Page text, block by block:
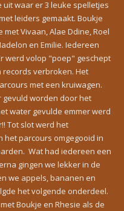
waar er 3 leuke spelletjes
leiders gemaakt. Boukje
met Vivaan, Alae Ddine, Roel
en Emilie. Iedereen
werd volop "poep" geschept
verbroken. Het
met een kruiwagen.
gevuld worden door het
water gevulde emmer werd
Tot slot werd het
het parcours omgegooid in
Wat had iedereen een
gingen we lekker in de
we appels, bananen en
het volgende onderdeel.
Boukje en Rhesie als de